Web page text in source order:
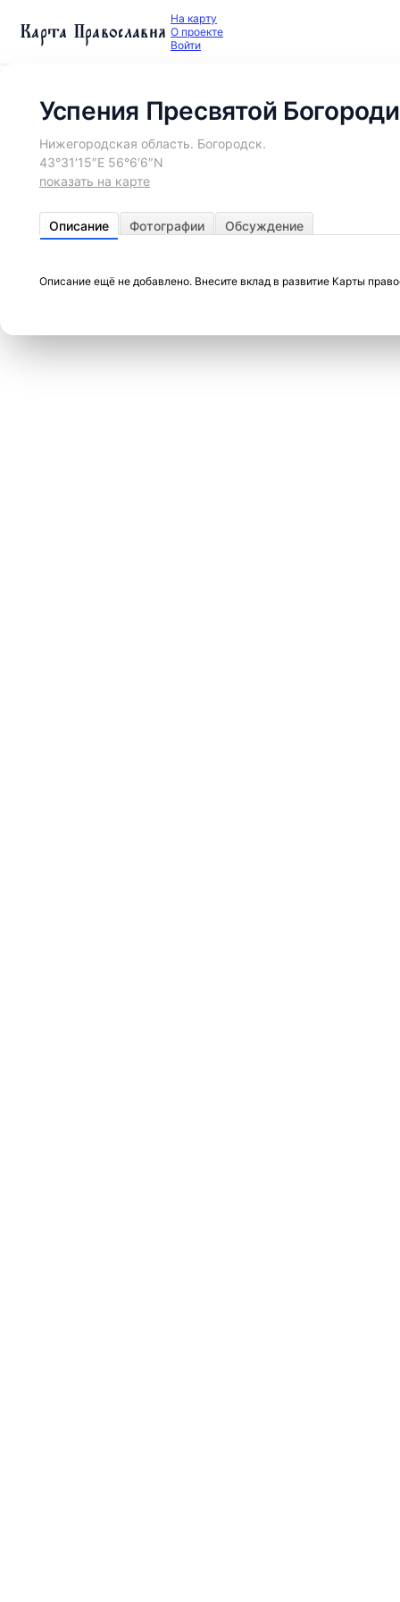
Карта Православия На карту
О проекте
Войти
Успения Пресвятой
Нижегородская область. Богородск.
43°31′15″E 56°6′6″N
показать на карте
Описание Фотографии Обсуждение
Описание ещё не добавлено. Внесите вклад в развитие Карты